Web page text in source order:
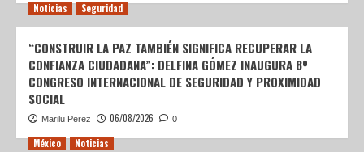
Noticias Seguridad
“CONSTRUIR LA PAZ TAMBIÉN SIGNIFICA RECUPERAR LA
CONFIANZA CIUDADANA”: DELFINA GÓMEZ INAUGURA 8º
CONGRESO INTERNACIONAL DE SEGURIDAD Y PROXIMIDAD
SOCIAL
Marilu Perez 06/08/2026 0
México Noticias